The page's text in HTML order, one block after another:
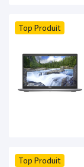
Top Produit
Top Produit